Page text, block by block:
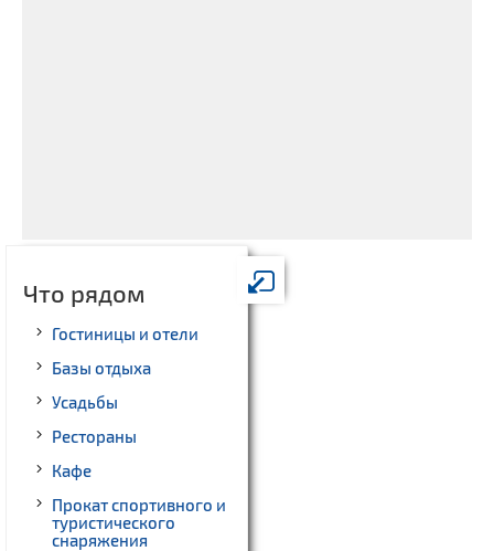
Что рядом
Гостиницы и отели
Базы отдыха
Усадьбы
Рестораны
Кафе
Прокат спортивного и
туристического
снаряжения